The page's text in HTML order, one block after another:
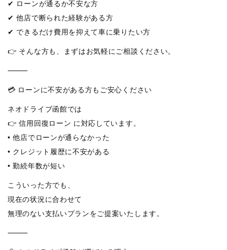
✔ ローンが通るか不安な方
✔ 他店で断られた経験がある方
✔ できるだけ費用を抑えて車に乗りたい方
👉 そんな方も、まずはお気軽にご相談ください。
⸻
💳 ローンに不安がある方もご安心ください
ネオドライブ函館では
👉 信用回復ローン に対応しています。
• 他店でローンが通らなかった
• クレジット履歴に不安がある
• 勤続年数が短い
こういった方でも、
現在の状況に合わせて
無理のない支払いプランをご提案いたします。
⸻